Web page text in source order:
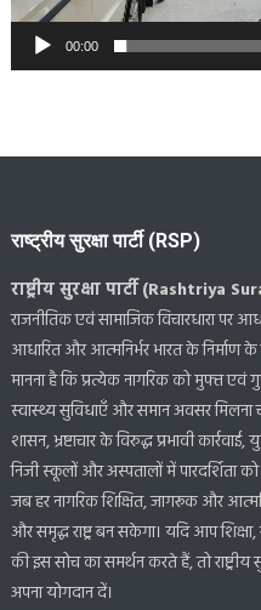
00:00
राष्ट्रीय सुरक्षा पार्टी (RSP)
राष्ट्रीय सुरक्षा पार्टी (Rashtriya
राजनीतिक एवं सामाजिक विचारधारा पर
आधारित और आत्मनिर्भर भारत के निर्माण
मानना है कि प्रत्येक नागरिक को मुफ्त एवं
स्वास्थ्य सुविधाएँ और समान अवसर मिलना
शासन, भ्रष्टाचार के विरुद्ध प्रभावी
निजी स्कूलों और अस्पतालों में पारदर्शिता
जब हर नागरिक शिक्षित, जागरूक और
और समृद्ध राष्ट्र बन सकेगा। यदि आप
की इस सोच का समर्थन करते हैं, तो राष्ट्रीय
अपना योगदान दें।